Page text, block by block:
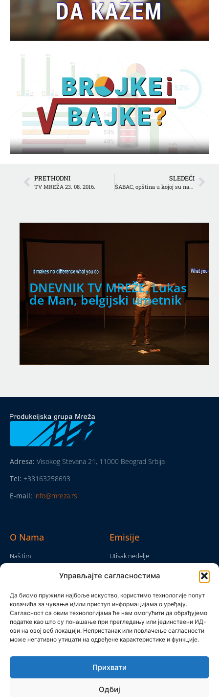
Управљајте сагласностима
Да бисмо пружили најбоље искуство, користимо технологије попут
колачића за чување и/или приступ информацијама о уређају.
Сагласност са овим технологијама ће нам омогућити да обрађујемо
податке као што су понашање при прегледању или јединствени ИД-
ови на овој веб локацији. Непристанак или повлачење сагласности
може негативно утицати на одређене карактеристике и функције.
Прихвати
Одбиј
PRETHODNI
TV MREŽA 23. 08. 2016.
SLEDEĆI
ŠABAC, opština u kojoj su naprednjaci opozicija
DNEVNIK TV MREŽE, Lukas
de Man, belgijski umetnik
Adresa: Visokog Stevana 21, 11000 Beograd Srbija
Tel: +38163258693
E-mail: info@mreza.rs
O Nama
Naš tim
Politika privatnosti
Kontakt
Emisije
Utisak nedelje
Moram da kažem
Brojke i bajke
Ostale emisije
Pronađite nas